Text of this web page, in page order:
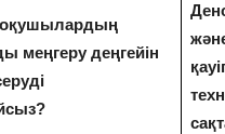
оқушылардың
меңгеру деңгейін